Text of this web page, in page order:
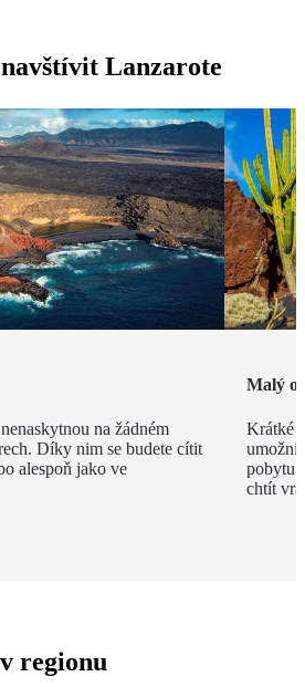
Lanzarote
na žádném
Díky nim se budete cítit
alespoň jako ve
Malý
Krátké
umožní
pobytu.
chtít
regionu